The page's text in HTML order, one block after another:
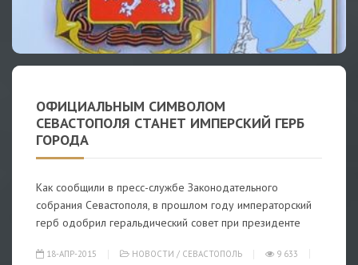
ОФИЦИАЛЬНЫМ СИМВОЛОМ
СЕВАСТОПОЛЯ СТАНЕТ ИМПЕРСКИЙ ГЕРБ
ГОРОДА
Как сообщили в пресс-службе Законодательного
собрания Севастополя, в прошлом году императорский
герб одобрил геральдический совет при президенте
18-АПР-2015 НОВОСТИ / СЕВАСТОПОЛЬ
9 633